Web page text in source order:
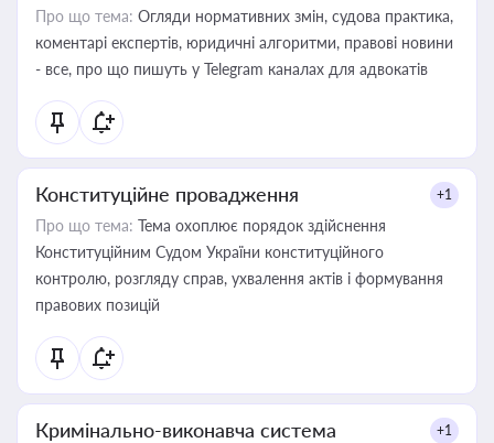
Про що тема: Огляди нормативних змін, судова практика,
коментарі експертів, юридичні алгоритми, правові новини
- все, про що пишуть у Telegram каналах для адвокатів
Конституційне провадження +1
Про що тема: Тема охоплює порядок здійснення
Конституційним Судом України конституційного
контролю, розгляду справ, ухвалення актів і формування
правових позицій
Кримінально-виконавча система +1